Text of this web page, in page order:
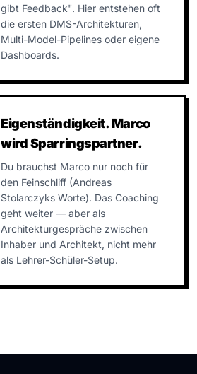
gibt Feedback". Hier entstehen oft
die ersten DMS-Architekturen,
Multi-Model-Pipelines oder eigene
Dashboards.
Eigenständigkeit. Marco
wird Sparringspartner.
Du brauchst Marco nur noch für
den Feinschliff (Andreas
Stolarczyks Worte). Das Coaching
geht weiter — aber als
Architekturgespräche zwischen
Inhaber und Architekt, nicht mehr
als Lehrer-Schüler-Setup.